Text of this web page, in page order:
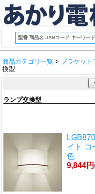
商品カテゴリ一覧 > ブラケット
換型
ランプ交換型
イト コ
色
9,844円